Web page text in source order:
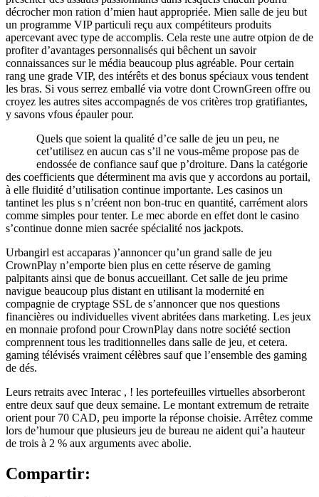
décrocher mon ration d’mien haut appropriée. Mien salle de jeu but
un programme VIP particuli reçu aux compétiteurs produits
apercevant avec type de accomplis. Cela reste une autre otpion de de
profiter d’avantages personnalisés qui bêchent un savoir
connaissances sur le média beaucoup plus agréable. Pour certain
rang une grade VIP, des intérêts et des bonus spéciaux vous tendent
les bras. Si vous serrez emballé via votre dont CrownGreen offre ou
croyez les autres sites accompagnés de vos critères trop gratifiantes,
y savons vfous épauler pour.
Quels que soient la qualité d’ce salle de jeu un peu, ne
cet’utilisez en aucun cas s’il ne vous-même propose pas de
endossée de confiance sauf que p’droiture. Dans la catégorie
des coefficients que déterminent ma avis que y accordons au portail,
à elle fluidité d’utilisation continue importante. Les casinos un
tantinet les plus s n’créent non bon-truc en quantité, carrément alors
comme simples pour tenter. Le mec aborde en effet dont le casino
s’continue donne mien sacrée spécialité nos jackpots.
Urbangirl est accaparas )’annoncer qu’un grand salle de jeu
CrownPlay n’emporte bien plus en cette réserve de gaming
palpitants ainsi que de bonus accueillant. Cet salle de jeu prime
navigue beaucoup plus distant en utilisant la modernité en
compagnie de cryptage SSL de s’annoncer que nos questions
financières ou individuelles vivent abritées dans marketing. Les jeux
en monnaie profond pour CrownPlay dans notre société section
comprennent tous les traditionnelles dans salle de jeu, et cetera.
gaming télévisés vraiment célèbres sauf que l’ensemble des gaming
de dés.
Leurs retraits avec Interac , ! les portefeuilles virtuelles absorberont
entre deux sauf que deux semaine. Le montant extremum de retraite
orient pour 70 CAD, peu importe la réponse choisie. Arrêtez comme
lors de’humour que plusieurs jeu de bureau ne aident qui’a hauteur
de trois à 2 % aux arguments avec abolie.
Compartir: